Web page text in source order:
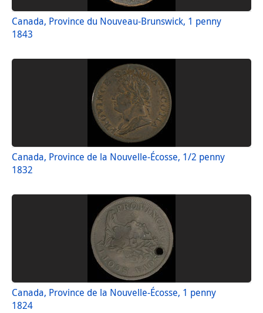
Canada, Province du Nouveau-Brunswick, 1 penny
1843
Canada, Province de la Nouvelle-Écosse, 1/2 penny
1832
Canada, Province de la Nouvelle-Écosse, 1 penny
1824